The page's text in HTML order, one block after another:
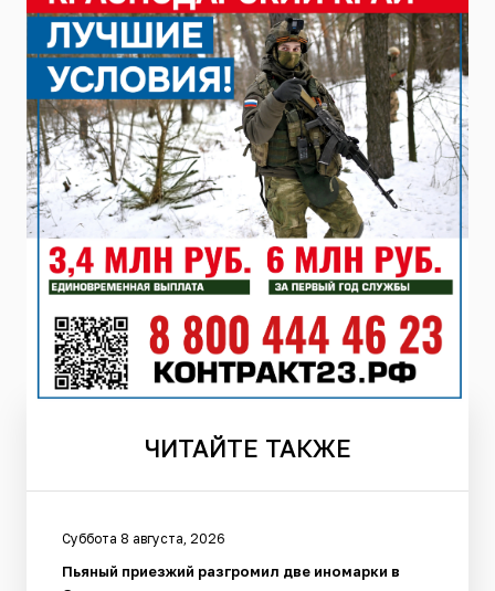
ЧИТАЙТЕ ТАКЖЕ
Суббота 8 августа, 2026
Пьяный приезжий разгромил две иномарки в